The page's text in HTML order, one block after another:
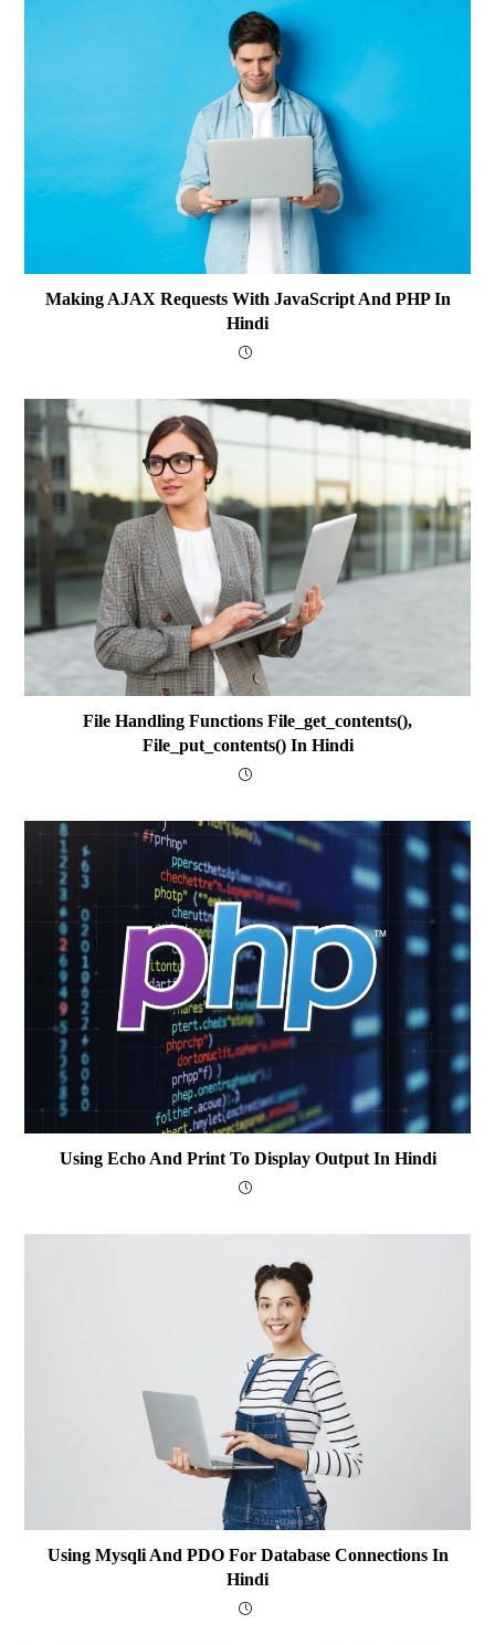
Making AJAX Requests With JavaScript And PHP In
Hindi
File Handling Functions File_get_contents(),
File_put_contents() In Hindi
Using Echo And Print To Display Output In Hindi
Using Mysqli And PDO For Database Connections In
Hindi